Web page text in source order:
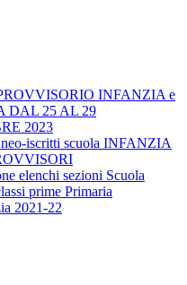
INFANZIA e
DAL 25 AL 29
2023
neo-iscritti scuola INFANZIA
elenchi sezioni Scuola
prime Primaria
2021-22